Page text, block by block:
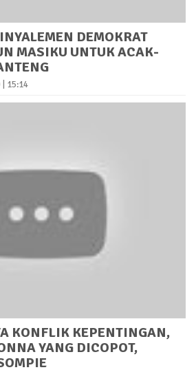
DEMOKRAT
MASIKU UNTUK ACAK-
| 15:14
KONFLIK KEPENTINGAN,
YANG DICOPOT,